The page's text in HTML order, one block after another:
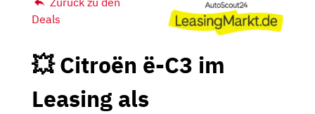
Deals
💥 Citroën ë-C3 im
Leasing als